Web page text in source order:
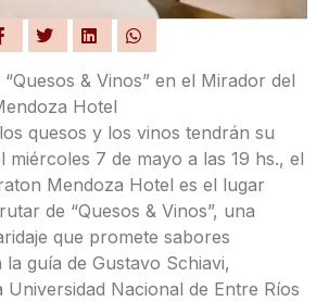
& Vinos” en el Mirador del
Hotel
quesos y los vinos tendrán su
miércoles 7 de mayo a las 19 hs., el
Mendoza Hotel es el lugar
de “Quesos & Vinos”, una
que promete sabores
guía de Gustavo Schiavi,
Universidad Nacional de Entre Ríos